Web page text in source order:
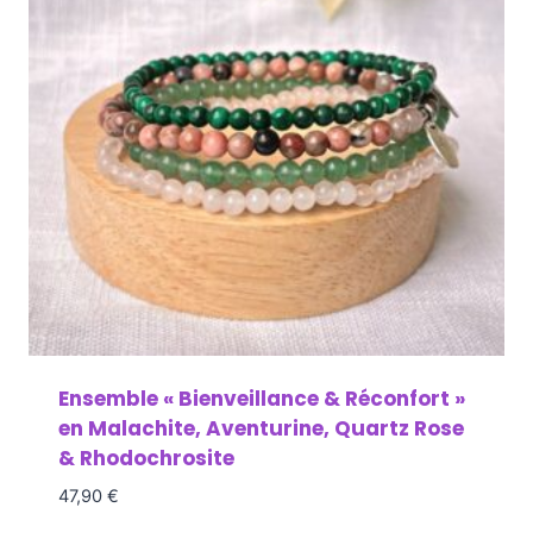
Ensemble « Bienveillance & Réconfort »
en Malachite, Aventurine, Quartz Rose
& Rhodochrosite
47,90 €